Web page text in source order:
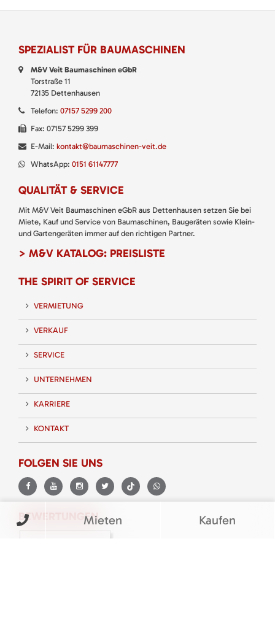
SPEZIALIST FÜR BAUMASCHINEN
M&V Veit Baumaschinen eGbR
Torstraße 11
72135 Dettenhausen
Telefon: 07157 5299 200
Fax: 07157 5299 399
E-Mail: kontakt@baumaschinen-veit.de
WhatsApp: 0151 61147777
QUALITÄT & SERVICE
Mit M&V Veit Baumaschinen eGbR aus Dettenhausen setzen Sie bei
Miete, Kauf und Service von Baumaschinen, Baugeräten sowie Klein-
und Gartengeräten immer auf den richtigen Partner.
> M&V KATALOG: PREISLISTE
THE SPIRIT OF SERVICE
VERMIETUNG
VERKAUF
SERVICE
UNTERNEHMEN
KARRIERE
KONTAKT
FOLGEN SIE UNS
BEWERTUNGENMieten Kaufen